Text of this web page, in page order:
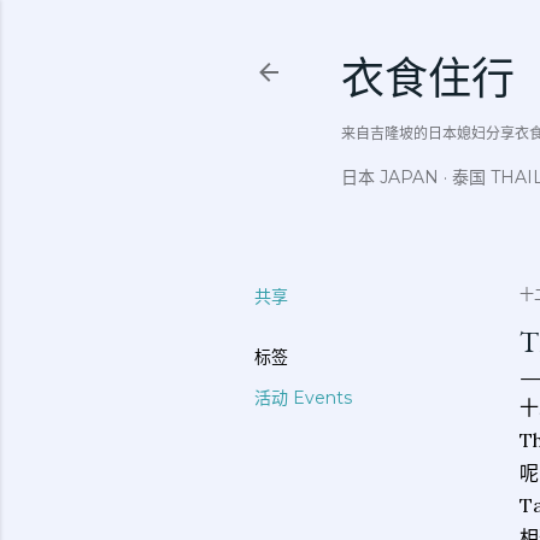
衣食住行
来自吉隆坡的日本媳妇分享
日本 JAPAN 泰国
共享
标签
活动 Events
十